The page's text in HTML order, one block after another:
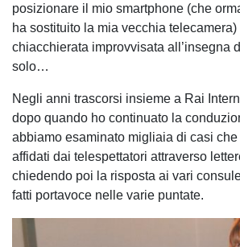
posizionare il mio smartphone (che
ha sostituito la mia vecchia
chiacchierata improvvisata all’insegna
solo…
Negli anni trascorsi insieme a Rai
dopo quando ho continuato la
abbiamo esaminato migliaia di casi
affidati dai telespettatori attraverso
chiedendo poi la risposta ai vari
fatti portavoce nelle varie puntate.